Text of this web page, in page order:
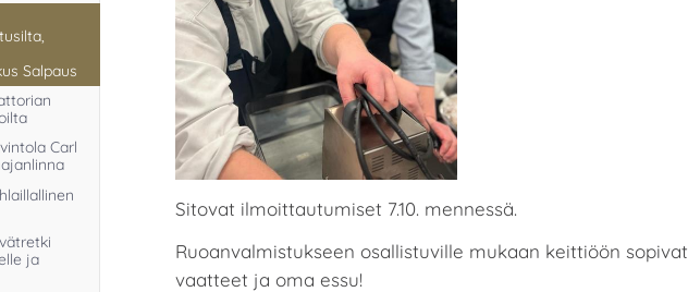
Salpaus
Carl
ja
Sitovat ilmoittautumiset 7.10. mennessä.
Ruoanvalmistukseen osallistuville mukaan keittiöön sopivat
vaatteet ja oma essu!